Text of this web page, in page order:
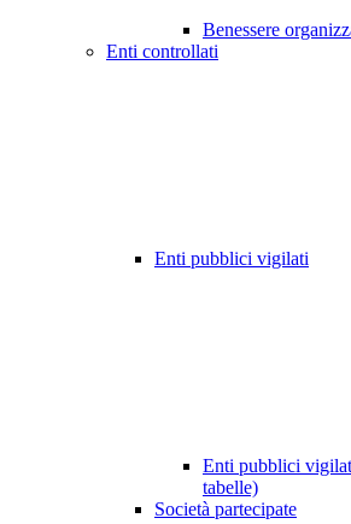
Benessere
Enti controllati
Enti pubblici vigilati
Enti pubblici
tabelle)
Società partecipate